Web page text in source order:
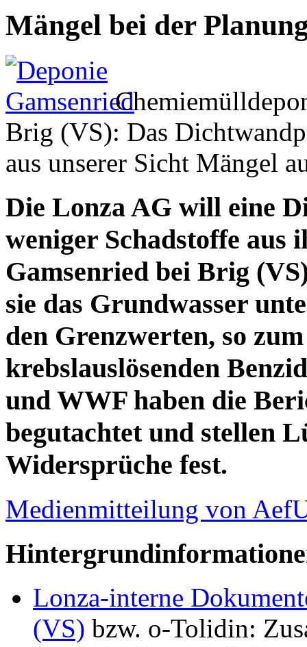
Mängel bei der
Brig (VS): Das
aus unserer Sicht Mängel
Die Lonza AG will eine
weniger Schadstoffe aus
Gamsenried bei Brig
sie das Grundwasser
den Grenzwerten, so
krebslauslösenden
und WWF haben die
begutachtet und stellen
Widersprüche fest.
Medienmitteilung von
Lonza-interne
(VS) bzw. o-Tolidin: